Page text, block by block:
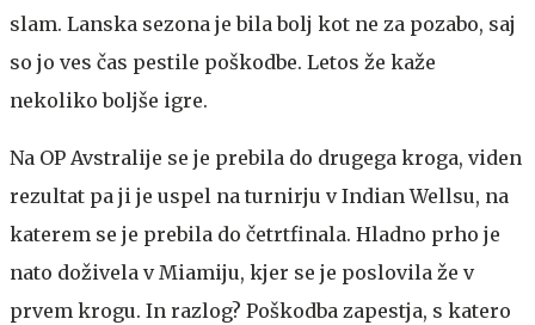
slam. Lanska sezona je bila bolj kot ne za pozabo, saj
so jo ves čas pestile poškodbe. Letos že kaže
nekoliko boljše igre.
Na OP Avstralije se je prebila do drugega kroga, viden
rezultat pa ji je uspel na turnirju v Indian Wellsu, na
katerem se je prebila do četrtfinala. Hladno prho je
nato doživela v Miamiju, kjer se je poslovila že v
prvem krogu. In razlog? Poškodba zapestja, s katero